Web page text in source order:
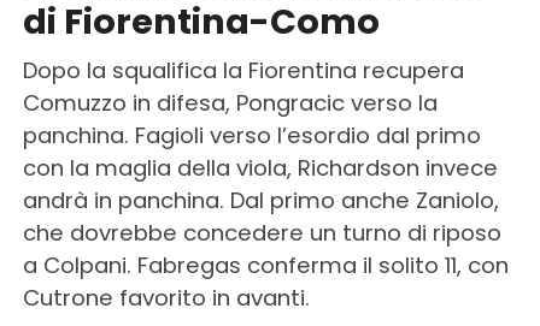
di Fiorentina-Como
Dopo la squalifica la Fiorentina recupera
Comuzzo in difesa, Pongracic verso la
panchina. Fagioli verso l’esordio dal primo
con la maglia della viola, Richardson invece
andrà in panchina. Dal primo anche Zaniolo,
che dovrebbe concedere un turno di riposo
a Colpani. Fabregas conferma il solito 11, con
Cutrone favorito in avanti.